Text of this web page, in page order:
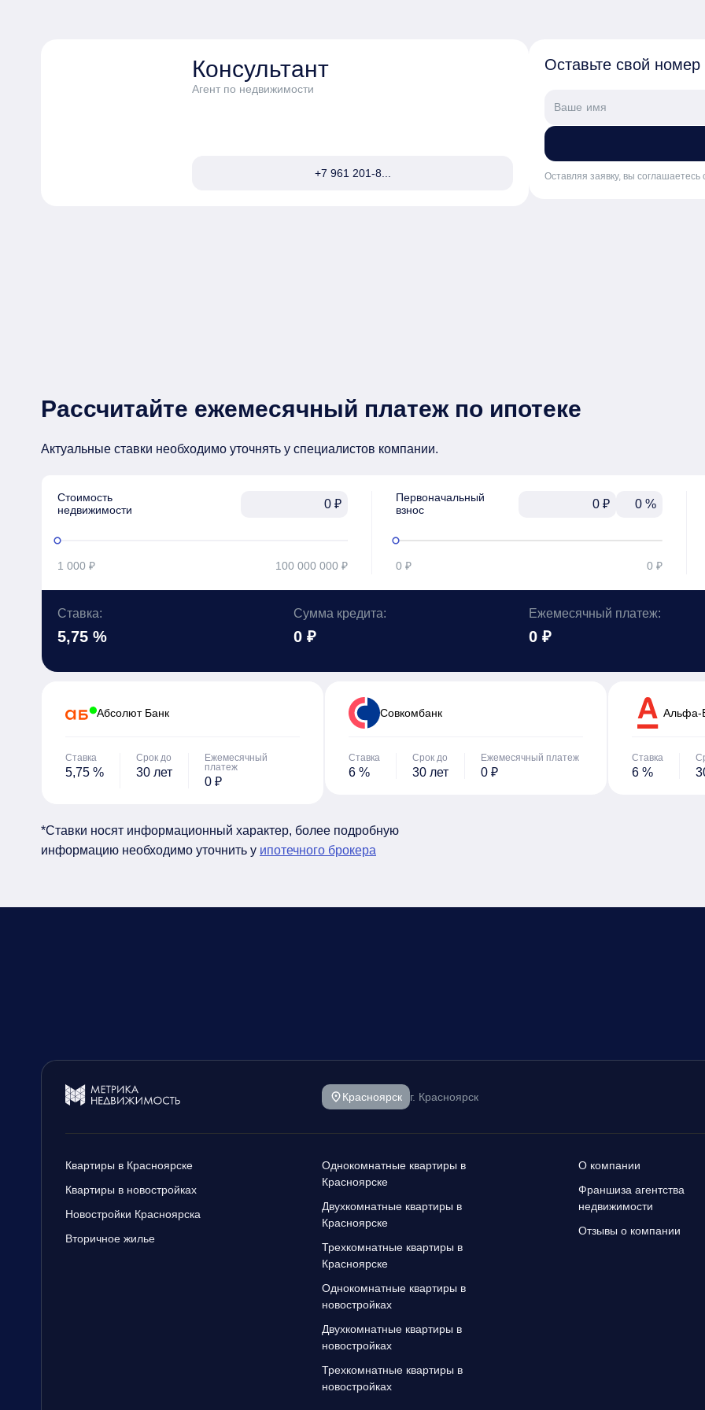
Консультант
Агент по недвижимости
+7 961 201-8...
Оставьте свой
Оставляя заявку, вы соглашаетесь
Рассчитайте ежемесячный платеж по ипотеке
Актуальные ставки необходимо уточнять у специалистов компании.
Стоимость
недвижимости
₽
1 000 ₽ 100 000 000 ₽
Первоначальный
взнос
₽ %
0 ₽ 0 ₽
Ставка:
5,75 %
Сумма кредита:
0 ₽
Ежемесячный платеж:
0 ₽
Абсолют Банк
Ставка
5,75 %
Срок до
30 лет
Ежемесячный
платеж
0 ₽
Cовкомбанк
Ставка
6 %
Срок до
30 лет
Ежемесячный платеж
0 ₽
Альфа-
Ставка
6 %
*Ставки носят информационный характер, более подробную
информацию необходимо уточнить у ипотечного брокера
Красноярск г. Красноярск
Квартиры в Красноярске
Квартиры в новостройках
Новостройки Красноярска
Вторичное жилье
Однокомнатные квартиры в
Красноярске
Двухкомнатные квартиры в
Красноярске
Трехкомнатные квартиры в
Красноярске
Однокомнатные квартиры в
новостройках
Двухкомнатные квартиры в
новостройках
Трехкомнатные квартиры в
новостройках
О компании
Франшиза агентства
недвижимости
Отзывы о компании